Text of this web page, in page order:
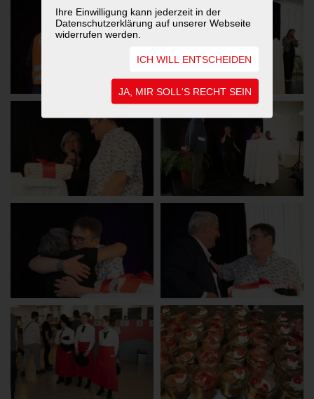
Ihre Einwilligung kann jederzeit in der
Datenschutzerklärung auf unserer Webseite
widerrufen werden.
ICH WILL ENTSCHEIDEN
JA, MIR SOLL'S RECHT SEIN